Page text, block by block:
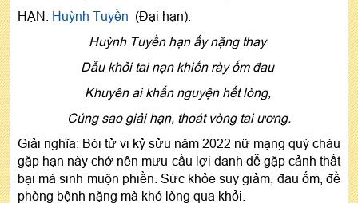
HẠN: Huỳnh Tuyền (Đại hạn):
Huỳnh Tuyền hạn ấy nặng thay
Dẫu khỏi tai nạn khiến rày ốm đau
Khuyên ai khấn nguyện hết lòng,
Cúng sao giải hạn, thoát vòng tai ương.
Giải nghĩa: Bói tử vi kỷ sửu năm 2022 nữ mạng quý cháu
gặp hạn này chớ nên mưu cầu lợi danh dễ gặp cảnh thất
bại mà sinh muộn phiền. Sức khỏe suy giảm, đau ốm, đề
phòng bệnh nặng mà khó lòng qua khỏi.